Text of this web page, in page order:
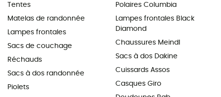
Tentes
Matelas de randonnée
Lampes frontales
Sacs de couchage
Réchauds
Sacs à dos randonnée
Piolets
Polaires Columbia
Lampes frontales Black
Diamond
Chaussures Meindl
Sacs à dos Dakine
Cuissards Assos
Casques Giro